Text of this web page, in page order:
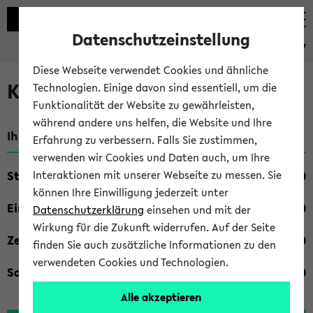
eKVV
Kombisuche im eKVV
Ihre Suchkriterien:
Studienfach
Einrichtung
Zeiten
Sonstiges
Datenschutzeinstellung
Diese Webseite verwendet Cookies und ähnliche
Technologien. Einige davon sind essentiell, um die
Funktionalität der Website zu gewährleisten,
während andere uns helfen, die Website und Ihre
Erfahrung zu verbessern. Falls Sie zustimmen,
verwenden wir Cookies und Daten auch, um Ihre
Interaktionen mit unserer Webseite zu messen. Sie
können Ihre Einwilligung jederzeit unter
Datenschutzerklärung einsehen und mit der
Wirkung für die Zukunft widerrufen. Auf der Seite
finden Sie auch zusätzliche Informationen zu den
verwendeten Cookies und Technologien.
Alle akzeptieren